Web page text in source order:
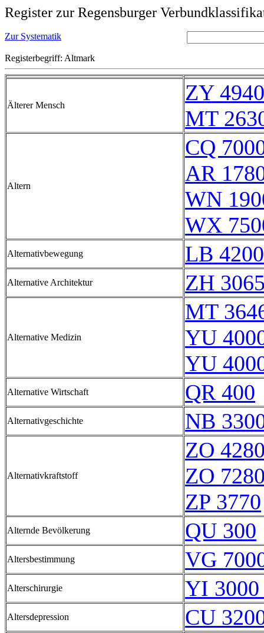
Register zur Regensburger
Zur Systematik
Registerbegriff: Altmark
Älterer Mensch
ZY
MT
Altern
CQ
AR
WN
WX
Alternativbewegung LB
Alternative Architektur ZH
Alternative Medizin
MT
YU
YU
Alternative Wirtschaft QR 400
Alternativgeschichte NB
Alternativkraftstoff
ZO
ZO
ZP 3770
Alternde Bevölkerung QU 300
Altersbestimmung VG
Alterschirurgie YI
Altersdepression CU